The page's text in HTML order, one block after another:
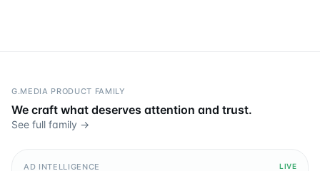
G.MEDIA PRODUCT FAMILY
We craft what deserves attention and trust.
See full family →
AD INTELLIGENCE LIVE